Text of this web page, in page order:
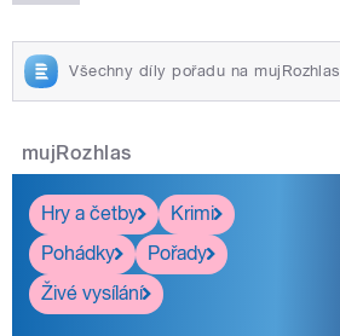
Všechny díly pořadu na mujRozhlas
mujRozhlas
Hry a četby
Krimi
Pohádky
Pořady
Živé vysílání